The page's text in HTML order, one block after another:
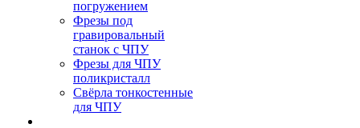
погружением
Фрезы под
гравировальный
станок с ЧПУ
Фрезы для ЧПУ
поликристалл
Свёрла тонкостенные
для ЧПУ